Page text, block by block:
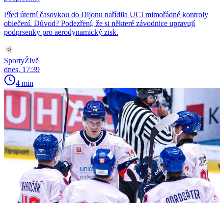
Před úterní časovkou do Dijonu nařídila UCI mimořádné kontroly
oblečení. Důvod? Podezření, že si některé závodnice upravují
podprsenky pro aerodynamický zisk.
SportyŽivě
dnes, 17:39
4 min